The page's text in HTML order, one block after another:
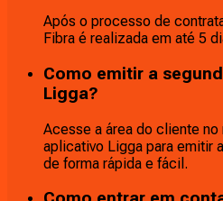
Após o processo de
Fibra é realizada em até 5
Como emitir a
Ligga?
Acesse a área do cliente
aplicativo Ligga para emitir
de forma rápida e fácil.